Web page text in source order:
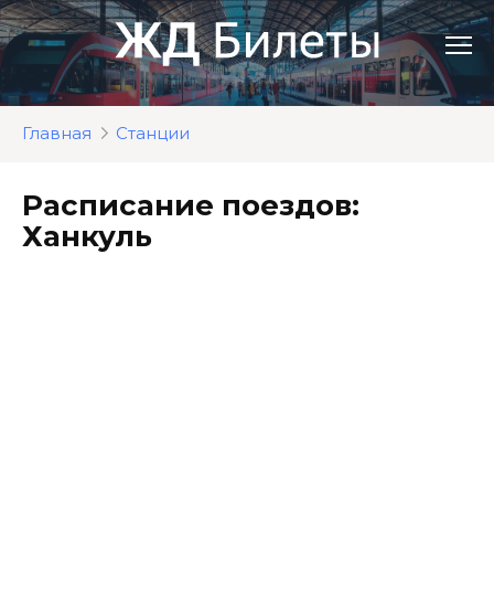
Перейти
к
контенту
Главная Станции
Расписание поездов:
Ханкуль